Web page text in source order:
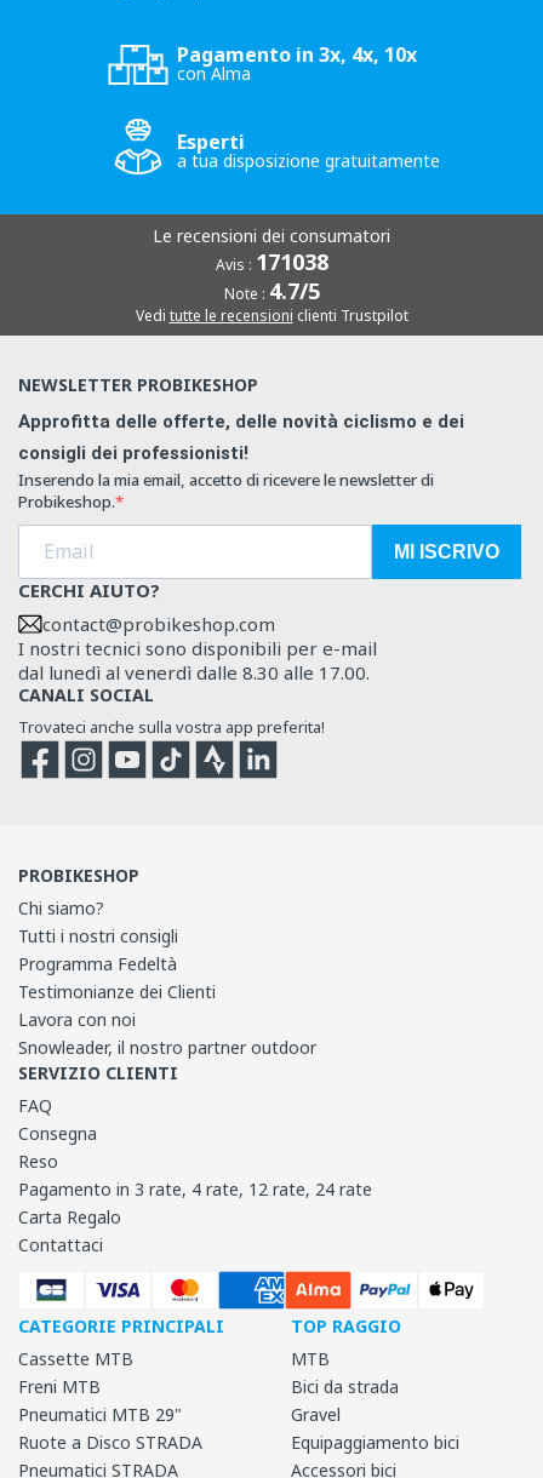
Pagamento in 3x, 4x, 10x
con Alma
Esperti
a tua disposizione gratuitamente
Le recensioni dei consumatori
Avis : 171038
Note : 4.7/5
Vedi tutte le recensioni clienti Trustpilot
NEWSLETTER PROBIKESHOP
Approfitta delle offerte, delle novità ciclismo e dei
consigli dei professionisti!
Inserendo la mia email, accetto di ricevere le newsletter di
Probikeshop.
MI ISCRIVO
CERCHI AIUTO?
contact@probikeshop.com
I nostri tecnici sono disponibili per e-mail
dal lunedì al venerdì dalle 8.30 alle 17.00.
CANALI SOCIAL
Trovateci anche sulla vostra app preferita!
FacebookInstagram
YouTubeTikTokStrava
PROBIKESHOP
Chi siamo?
Tutti i nostri consigli
Programma Fedeltà
Testimonianze dei Clienti
Lavora con noi
Snowleader, il nostro partner outdoor
SERVIZIO CLIENTI
FAQ
Consegna
Reso
Pagamento in 3 rate, 4 rate, 12 rate, 24 rate
Carta Regalo
Contattaci
CATEGORIE PRINCIPALI
Cassette MTB
Freni MTB
Pneumatici MTB 29"
Ruote a Disco STRADA
Pneumatici STRADA
TOP RAGGIO
MTB
Bici da strada
Gravel
Equipaggiamento bici
Accessori bici